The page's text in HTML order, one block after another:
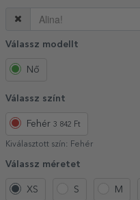
Válassz modellt
Nő
Válassz színt
Fehér 3 842 Ft
Kiválasztott szín: Fehér
Válassz méretet
XS S M